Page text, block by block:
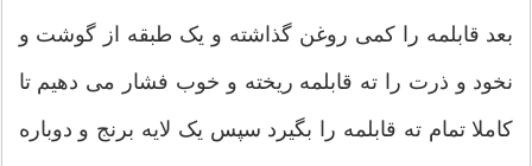
بعد قابلمه را کمی روغن گذاشته و یک طبقه از گوشت و
نخود و ذرت را ته قابلمه ریخته و خوب فشار می دهیم تا
کاملا تمام ته قابلمه را بگیرد سپس یک لایه برنج و دوباره